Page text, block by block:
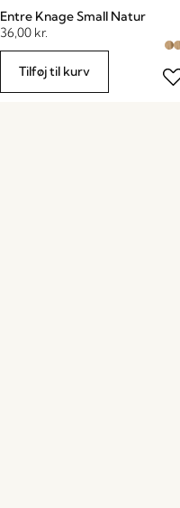
Entre Knage Small Natur
36,00 kr.
Tilføj til kurv